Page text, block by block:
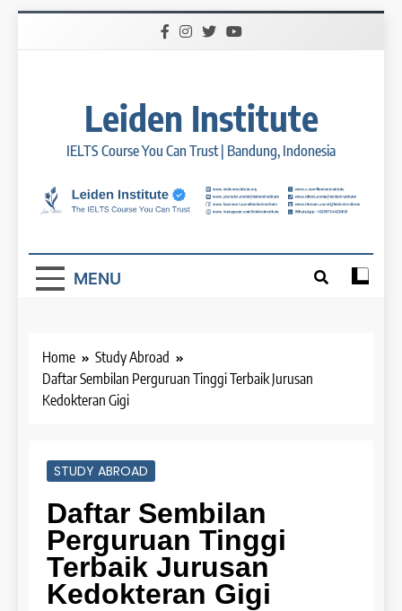
Leiden Institute
IELTS Course You Can Trust | Bandung, Indonesia
MENU
Home
Study Abroad
Daftar Sembilan Perguruan Tinggi Terbaik Jurusan
Kedokteran Gigi
STUDY ABROAD
Daftar Sembilan
Perguruan Tinggi
Terbaik Jurusan
Kedokteran Gigi